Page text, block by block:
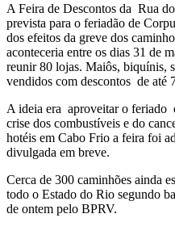
A Feira de Descontos da Rua
prevista para o feriadão de
dos efeitos da greve dos
aconteceria entre os dias 31 de
reunir 80 lojas. Maiôs, biquínis,
vendidos com descontos de até
A ideia era aproveitar o feriado
crise dos combustíveis e do
hotéis em Cabo Frio a feira foi
divulgada em breve.
Cerca de 300 caminhões ainda
todo o Estado do Rio segundo
de ontem pelo BPRV.